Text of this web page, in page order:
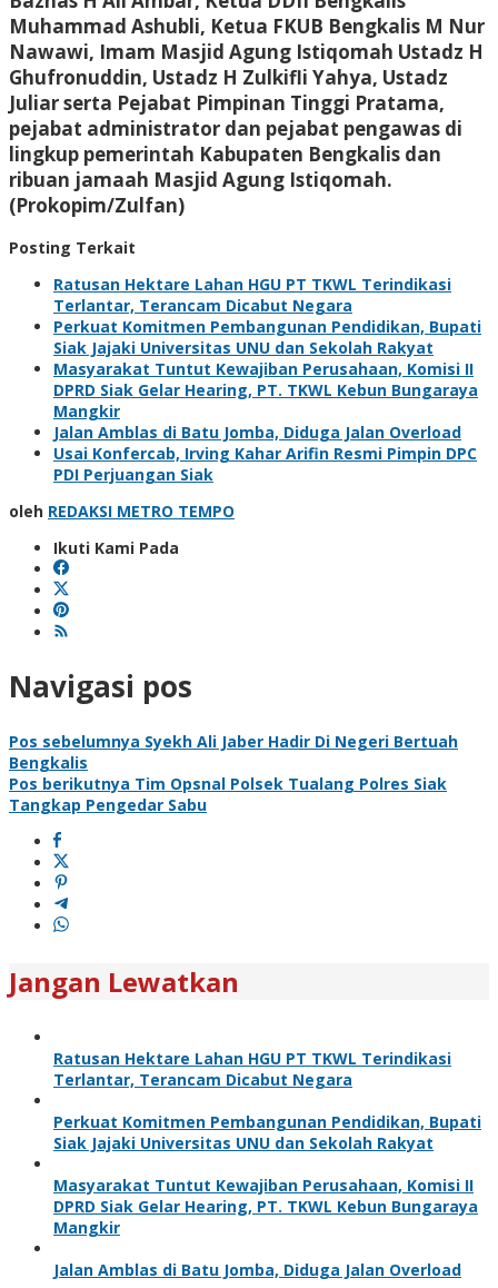
Muhammad Ashubli, Ketua FKUB Bengkalis M Nur
Nawawi, Imam Masjid Agung Istiqomah Ustadz H
Ghufronuddin, Ustadz H Zulkifli Yahya, Ustadz
Juliar serta Pejabat Pimpinan Tinggi Pratama,
pejabat administrator dan pejabat pengawas di
lingkup pemerintah Kabupaten Bengkalis dan
ribuan jamaah Masjid Agung Istiqomah.
(Prokopim/Zulfan)
Posting Terkait
Ratusan Hektare Lahan HGU PT TKWL Terindikasi
Terlantar, Terancam Dicabut Negara
Perkuat Komitmen Pembangunan Pendidikan, Bupati
Siak Jajaki Universitas UNU dan Sekolah Rakyat
Masyarakat Tuntut Kewajiban Perusahaan, Komisi II
DPRD Siak Gelar Hearing, PT. TKWL Kebun Bungaraya
Mangkir
Jalan Amblas di Batu Jomba, Diduga Jalan Overload
Usai Konfercab, Irving Kahar Arifin Resmi Pimpin DPC
PDI Perjuangan Siak
oleh REDAKSI METRO TEMPO
Ikuti Kami Pada
Navigasi pos
Pos sebelumnya Syekh Ali Jaber Hadir Di Negeri Bertuah
Bengkalis
Pos berikutnya Tim Opsnal Polsek Tualang Polres Siak
Tangkap Pengedar Sabu
Jangan Lewatkan
Ratusan Hektare Lahan HGU PT TKWL Terindikasi
Terlantar, Terancam Dicabut Negara
Perkuat Komitmen Pembangunan Pendidikan, Bupati
Siak Jajaki Universitas UNU dan Sekolah Rakyat
Masyarakat Tuntut Kewajiban Perusahaan, Komisi II
DPRD Siak Gelar Hearing, PT. TKWL Kebun Bungaraya
Mangkir
Jalan Amblas di Batu Jomba, Diduga Jalan Overload